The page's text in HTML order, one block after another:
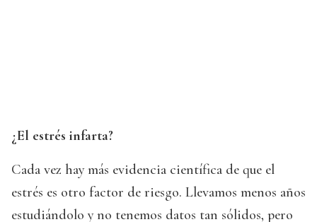
¿El estrés infarta?
Cada vez hay más evidencia científica de que el
estrés es otro factor de riesgo. Llevamos menos años
estudiándolo y no tenemos datos tan sólidos, pero